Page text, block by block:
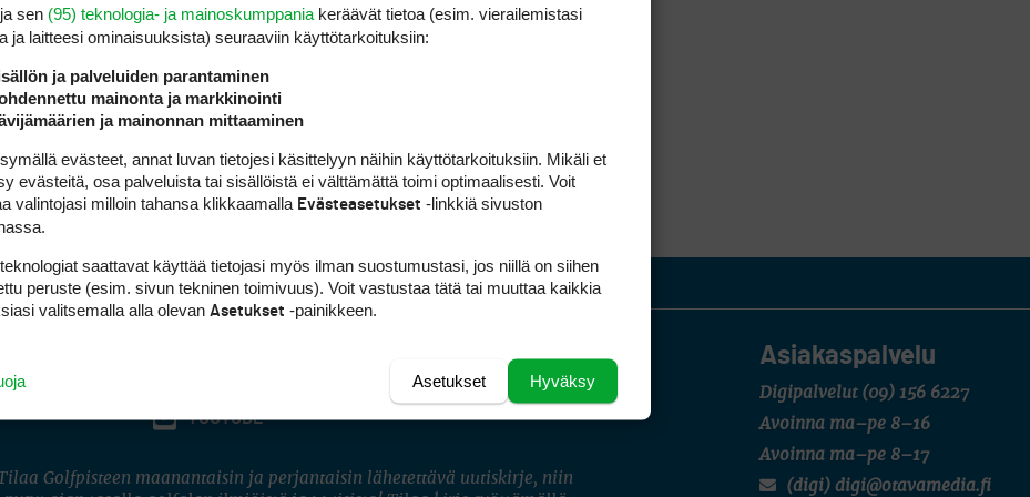
Asiakaspalvelu
Digipalvelut (09) 156 6227
Avoinna ma–pe 8–16
Avoinna ma–pe 8–17
(digi) digi@otavamedia.fi
INSTAGRAM
YOUTUBE
Golfpisteen maanantaisin ja perjantaisin lähetettävä uutiskirje, niin
ja sen (95) teknologia- ja mainoskumppania keräävät tietoa (esim. vierailemis­tasi
ja laitteesi ominaisuuk­sista) seuraaviin käyttötarkoituksiin:
ja palveluiden parantaminen
mainonta ja markkinointi
ja mainonnan mittaaminen
evästeet, annat luvan tietojesi käsittelyyn näihin käyttötarkoituksiin. Mikäli et
evästeitä, osa palveluista tai sisällöistä ei välttämättä toimi optimaalisesti. Voit
valintojasi milloin tahansa klikkaamalla Evästeasetukset -linkkiä sivuston
saattavat käyttää tietojasi myös ilman suostumustasi, jos niillä on siihen
peruste (esim. sivun tekninen toimivuus). Voit vastustaa tätä tai muuttaa kaikkia
valitsemalla alla olevan Asetukset -painikkeen.
Hyväksy
Asetukset